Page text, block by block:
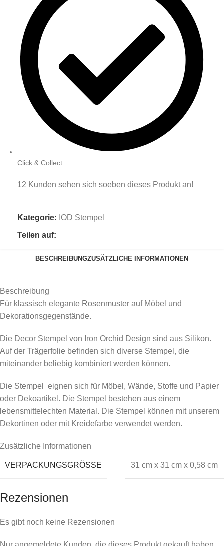
Click & Collect
12 Kunden sehen sich soeben dieses Produkt an!
Kategorie: IOD Stempel
Teilen auf:
BESCHREIBUNGZUSÄTZLICHE INFORMATIONEN
Beschreibung
Für klassisch elegante Rosenmuster auf Möbel und
Dekorationsgegenstände.
Die Decor Stempel von Iron Orchid Design sind aus Silikon.
Auf der Trägerfolie befinden sich diverse Stempel, die
miteinander beliebig kombiniert werden können.
Die Stempel eignen sich für Möbel, Wände, Stoffe und Papier
oder Dekoartikel. Die Stempel bestehen aus einem
lebensmittelechten Material. Die Stempel können mit unserem
Dekortinen oder mit Kreidefarbe verwendet werden.
Zusätzliche Informationen
VERPACKUNGSGRÖSSE 31 cm x 31 cm x 0,58 cm
Rezensionen
Es gibt noch keine Rezensionen